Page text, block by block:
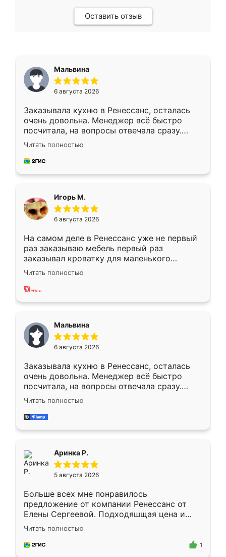
Оставить отзыв
Мальвина
6 августа 2026
Заказывала кухню в Ренессанс, осталась
очень довольна. Менеджер всё быстро
посчитала, на вопросы отвечала сразу.
Замерщик приехал в субботу, подошёл к
делу со всей ответственностью. Собрали
за день, ребята работали аккуратно, даже
Читать полностью
Игорь М.
6 августа 2026
На самом деле в Ренессанс уже не первый
раз заказываю мебель первый раз
заказывал кроватку для маленького
ребёнка при его рождении ,во второй раз
заказал шкаф-купе. По качеству очень
хорошее сборка достаточно быстрая,
меньше, здесь же он более разнообразный.
Мне нравится ,если что-то потребуется из
мебели буду заказывать только здесь.
Читать полностью
Мальвина
6 августа 2026
Заказывала кухню в Ренессанс, осталась
очень довольна. Менеджер всё быстро
посчитала, на вопросы отвечала сразу.
Замерщик приехал в субботу, подошёл к
делу со всей ответственностью. Собрали
за день, ребята работали аккуратно, даже
Читать полностью
Аринка Р.
5 августа 2026
Больше всех мне понравилось
предложение от компании Ренессанс от
Елены Сергеевой. Подходяшщая цена и
короткие сроки изготовления. Приехавший
для замера сотрудник Владислав
предложил по моему эскизу самый
Читать полностью
1